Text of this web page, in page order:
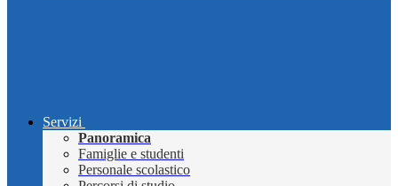
Servizi
Panoramica
Famiglie e studenti
Personale scolastico